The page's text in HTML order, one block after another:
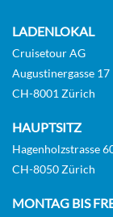
LADENLOKAL
Cruisetour AG
Augustinergasse 17
CH-8001 Zürich
HAUPTSITZ
Hagenholzstrasse
CH-8050 Zürich
MONTAG BIS